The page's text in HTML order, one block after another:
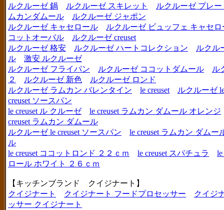
ルクルーゼ 鍋
ルクルーゼ スキレット
ルクルーゼ プレ
ムカンダムール
ルクルーゼ ジャポン
ルクルーゼ キャセロール
ルクルーゼ ビュッフェ キャセロ
コットオーバル
ルクルーゼ creuset
ルクルーゼ 格安
ルクルーゼ ハートコレクション
ルクル
ル
激安 ルクルーゼ
ルクルーゼ フライパン
ルクルーゼ ココットダムール
ル
２
ルクルーゼ 新色
ルクルーゼ ロンド
ルクルーゼ ラムカン バレンタイン
le creuset
ルクルーゼ
creuset ソースパン
le creuset ル クルーゼ
le creuset ラムカン ダムール オレンジ
creuset ラムカン ダムール
ルクルーゼ le creuset ソースパン
le creuset ラムカン ダム
ル
le creuset ココットロンド ２２ｃｍ
le creuset スパチュラ
le
ロール ホワイト ２６ｃｍ
【キッチンブランド クイジナート】
クイジナート
クイジナート フードプロセッサー
クイジ
ッサー クイジナート